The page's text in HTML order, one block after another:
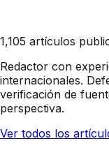
1,105 artículos
Redactor con
internacionales.
verificación de
perspectiva.
Ver todos los